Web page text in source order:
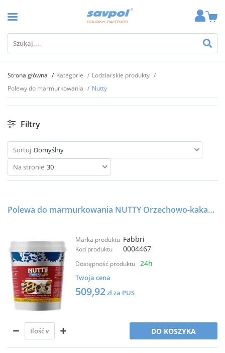
Strona główna Kategorie
Lodziarskie produkty
Polewy do marmurkowania
Nutty
Filtry
Sortuj Domyślny
Na stronie 30
Polewa do marmurkowania NUTTY Orzechowo-kakaowa - 56F - 4,2kg - FABBRI
Marka produktu Fabbri
Kod produktu 0004467
Dostępność produktu 24h
Twoja cena
509,92zł za PUS
DO KOSZYKA